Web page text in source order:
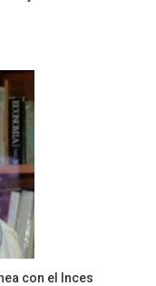
con el Inces